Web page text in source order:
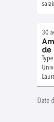
30
de
Date